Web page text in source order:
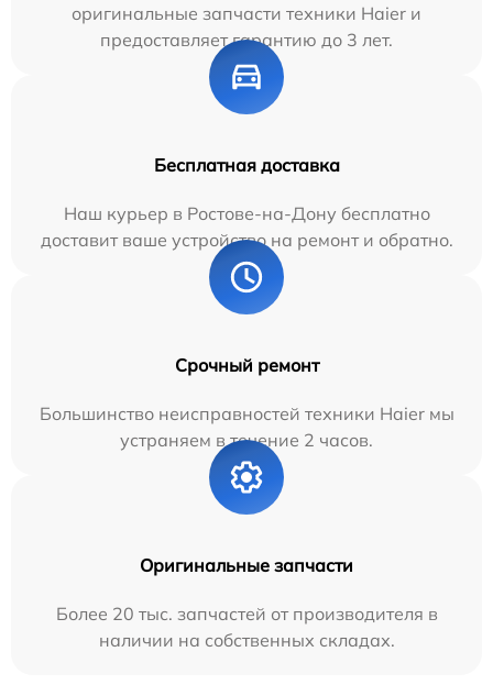
оригинальные запчасти техники Haier и
предоставляет гарантию до 3 лет.
Бесплатная доставка
Наш курьер в Ростове-на-Дону бесплатно
доставит ваше устройство на ремонт и обратно.
Срочный ремонт
Большинство неисправностей техники Haier мы
устраняем в течение 2 часов.
Оригинальные запчасти
Более 20 тыс. запчастей от производителя в
наличии на собственных складах.